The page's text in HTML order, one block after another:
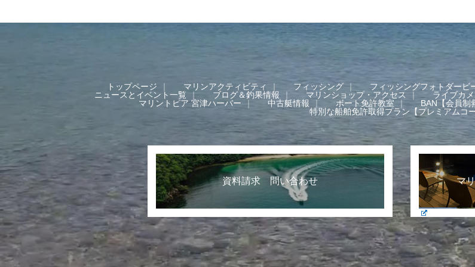
トップページ マリンアクティビティ フィッシング フィッシングフォトダービ
ニュースとイベント一覧
ブログ＆釣果情報 マリンショップ・アクセス ライブカ
マリントピア 宮津ハーバー
中古艇情報 ボート免許教室 BAN【会員制
特別な船舶免許取得プラン【プレミアムコー
資料請求 問い合わせ マ